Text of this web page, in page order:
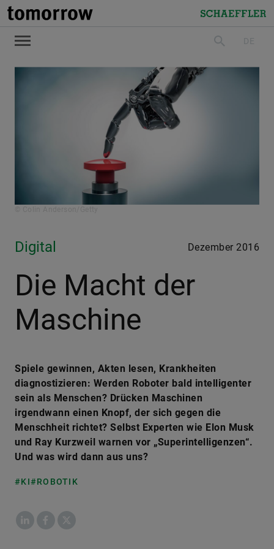
tomorrow
Schaeffler
suchenDE
Digital Dezember 2016
Die Macht der
Maschine
Spiele gewinnen, Akten lesen, Krankheiten
diagnostizieren: Werden Roboter bald intelligenter
sein als Menschen? Drücken Maschinen
irgendwann einen Knopf, der sich gegen die
Menschheit richtet? Selbst Experten wie Elon Musk
und Ray Kurzweil warnen vor „Superintelligenzen“.
Und was wird dann aus uns?
#KI#ROBOTIK
LinkedInFacebook
X